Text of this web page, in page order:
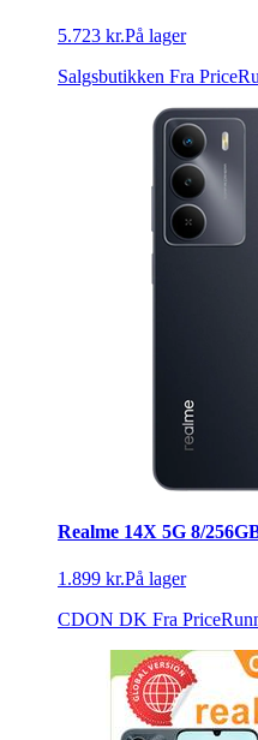
5.723 kr.På lager
Salgsbutikken Fra
Realme 14X 5G 8/
1.899 kr.På lager
CDON DK Fra